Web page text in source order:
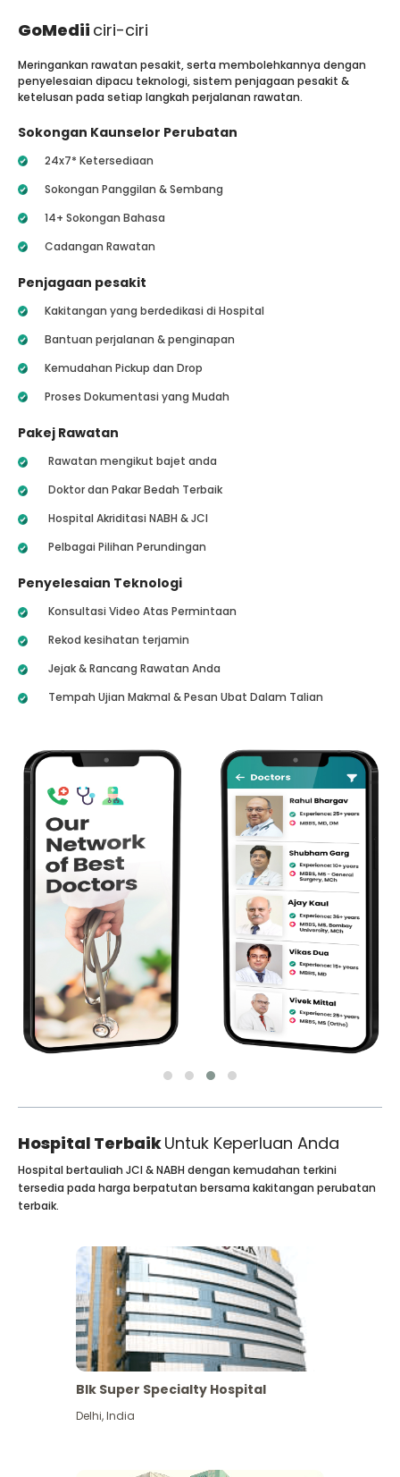
GoMedii ciri-ciri
Meringankan rawatan pesakit, serta membolehkannya dengan
penyelesaian dipacu teknologi, sistem penjagaan pesakit &
ketelusan pada setiap langkah perjalanan rawatan.
Sokongan Kaunselor Perubatan
24x7* Ketersediaan
Sokongan Panggilan & Sembang
14+ Sokongan Bahasa
Cadangan Rawatan
Penjagaan pesakit
Kakitangan yang berdedikasi di Hospital
Bantuan perjalanan & penginapan
Kemudahan Pickup dan Drop
Proses Dokumentasi yang Mudah
Pakej Rawatan
Rawatan mengikut bajet anda
Doktor dan Pakar Bedah Terbaik
Hospital Akriditasi NABH & JCI
Pelbagai Pilihan Perundingan
Penyelesaian Teknologi
Konsultasi Video Atas Permintaan
Rekod kesihatan terjamin
Jejak & Rancang Rawatan Anda
Tempah Ujian Makmal & Pesan Ubat Dalam Talian
Hospital TerbaikUntuk Keperluan Anda
Hospital bertauliah JCI & NABH dengan kemudahan terkini
tersedia pada harga berpatutan bersama kakitangan perubatan
terbaik.
Blk Super Specialty Hospital
Delhi,India